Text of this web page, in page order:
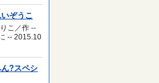
ぞうこ
こ／作 --
-- 2015.10
?スペシ